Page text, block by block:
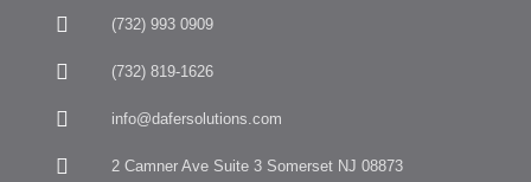
(732) 993 0909
(732) 819-1626
info@dafersolutions.com
2 Camner Ave Suite 3 Somerset NJ 08873